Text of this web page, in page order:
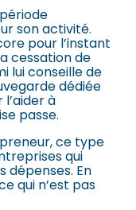
son activité.
pour l’instant
cessation de
lui conseille de
dédiée
à
passe.
ce type
qui
dépenses. En
qui n’est pas